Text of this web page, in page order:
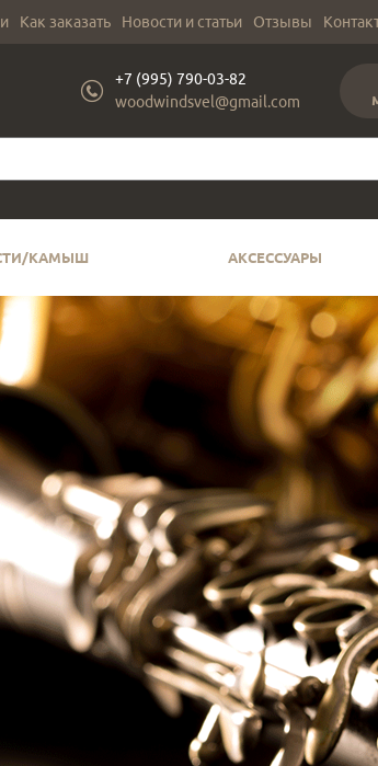
Как заказать Новости и статьи Отзывы
+7 (995) 790-03-82
woodwindsvel@gmail.com
КАМЫШ АКСЕССУАРЫ